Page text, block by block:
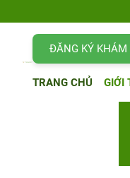
ĐĂNG KÝ KHÁM
TRANG CHỦ GIỚI